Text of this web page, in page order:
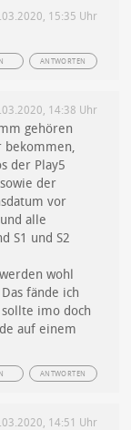
15:35 Uhr
ANTWORTEN
14:38 Uhr
gehören
bekommen,
der Play5
der
vor
alle
S1 und S2
wohl
fände ich
imo doch
auf einem
ANTWORTEN
14:51 Uhr